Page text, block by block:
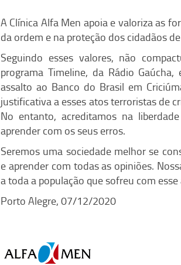
A Clínica Alfa Men apoia e valoriza as
da ordem e na proteção dos cidadãos
Seguindo esses valores, não
programa Timeline, da Rádio
assalto ao Banco do Brasil em
justificativa a esses atos terroristas de
No entanto, acreditamos na
aprender com os seus erros.
Seremos uma sociedade melhor se
e aprender com todas as opiniões.
a toda a população que sofreu com
Porto Alegre, 07/12/2020